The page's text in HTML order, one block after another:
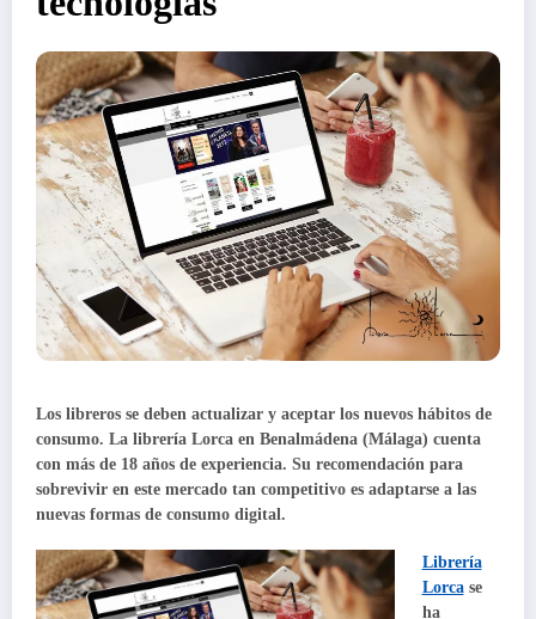
Los libreros se deben actualizar y aceptar los nuevos hábitos de
consumo. La librería Lorca en Benalmádena (Málaga) cuenta
con más de 18 años de experiencia. Su recomendación para
sobrevivir en este mercado tan competitivo es adaptarse a las
nuevas formas de consumo digital.
Librería
Lorcase
ha